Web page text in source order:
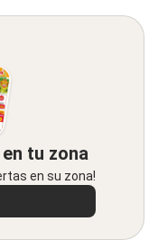
tu zona
en su zona!